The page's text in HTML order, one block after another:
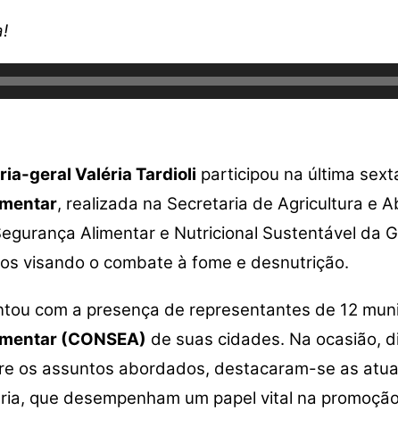
y
Li
e
geral Valéria Tardioli participou na última
, realizada na Secretaria de Agricultura e
Alimentar e Nutricional Sustentável da
visando o combate à fome e desnutrição.
com a presença de representantes de 12
(CONSEA) de suas cidades. Na ocasião,
os assuntos abordados, destacaram-se as
que desempenham um papel vital na